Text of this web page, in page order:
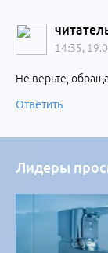
14:35,
Не верьте,
Ответить
Лидеры